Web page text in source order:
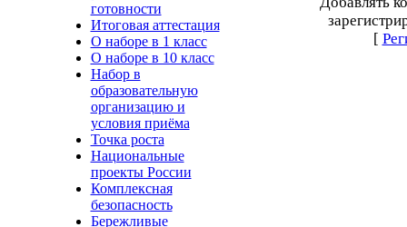
готовности
Итоговая аттестация
О наборе в 1 класс
О наборе в 10 класс
Набор в
образовательную
организацию и
условия приёма
Точка роста
Национальные
проекты России
Комплексная
безопасность
Бережливые
[